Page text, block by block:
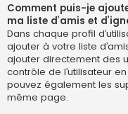
Comment puis-je
ma liste d’amis et
Dans chaque profil
ajouter à votre liste
ajouter directement des
contrôle de l’utilisateur
pouvez également les
même page.